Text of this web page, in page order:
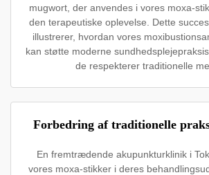
mugwort, der anvendes i vores moxa-
den terapeutiske oplevelse. Dette
illustrerer, hvordan vores
kan støtte moderne
de respekterer traditionelle
Forbedring af traditionelle
En fremtrædende akupunkturklinik i
vores moxa-stikker i deres